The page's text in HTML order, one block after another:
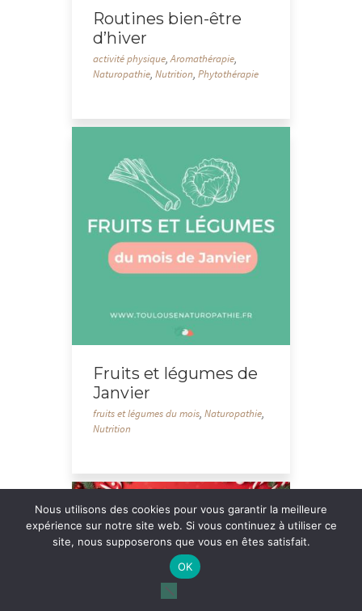
Routines bien-être
d’hiver
activité physique,Aromathérapie,
Naturopathie,Nutrition,Phytothérapie
Fruits et légumes de
Janvier
fruits et légumes du mois,Naturopathie,
Nutrition
Nous utilisons des cookies pour vous garantir la meilleure
expérience sur notre site web. Si vous continuez à utiliser ce
site, nous supposerons que vous en êtes satisfait.
OK